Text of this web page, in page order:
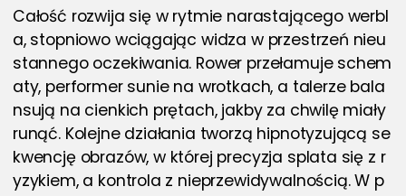
Całość rozwija się w rytmie narastającego werbl
a, stopniowo wciągając widza w przestrzeń nieu
stannego oczekiwania. Rower przełamuje schem
aty, performer sunie na wrotkach, a talerze bala
nsują na cienkich prętach, jakby za chwilę miały
runąć. Kolejne działania tworzą hipnotyzującą se
kwencję obrazów, w której precyzja splata się z r
yzykiem, a kontrola z nieprzewidywalnością. W p